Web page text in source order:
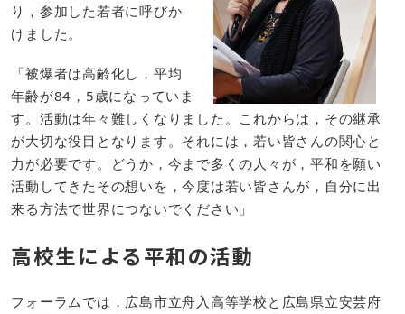
り，参加した若者に呼びか
けました。
「被爆者は高齢化し，平均
年齢が84，5歳になっていま
す。活動は年々難しくなりました。これからは，その継承
が大切な役目となります。それには，若い皆さんの関心と
力が必要です。
どうか，今まで多くの人々が，平和を願い
活動してきたその想いを，今度は若い皆さんが，自分に出
来る方法で世界につないでください」
高校生による平和の活動
フォーラムでは，広島市立舟入高等学校と広島県立安芸府